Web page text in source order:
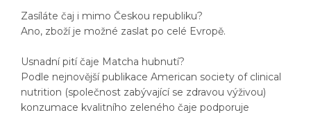
Zasíláte čaj i mimo Českou republiku?
Ano, zboží je možné zaslat po celé Evropě.
Usnadní pití čaje Matcha hubnutí?
Podle nejnovější publikace American society of clinical
nutrition (společnost zabývající se zdravou výživou)
konzumace kvalitního zeleného čaje podporuje